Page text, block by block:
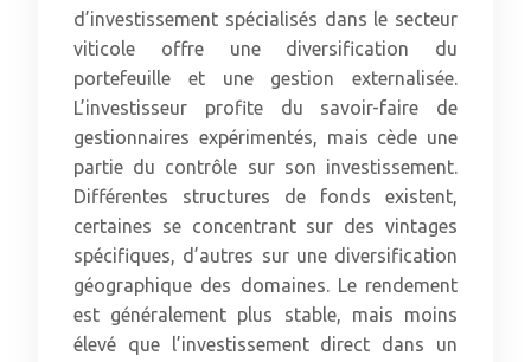
d’investissement spécialisés dans le secteur
viticole offre une diversification du
portefeuille et une gestion externalisée.
L’investisseur profite du savoir-faire de
gestionnaires expérimentés, mais cède une
partie du contrôle sur son investissement.
Différentes structures de fonds existent,
certaines se concentrant sur des vintages
spécifiques, d’autres sur une diversification
géographique des domaines. Le rendement
est généralement plus stable, mais moins
élevé que l’investissement direct dans un